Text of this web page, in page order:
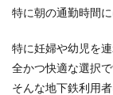
特に朝の通勤時間
特に妊婦や幼児を
全かつ快適な選択で
そんな地下鉄利用者